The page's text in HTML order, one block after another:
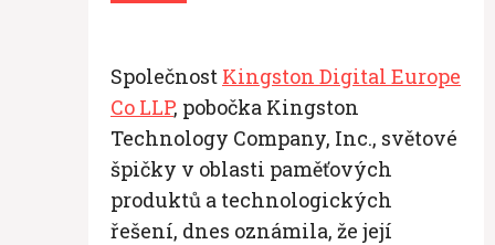
Společnost Kingston Digital Europe
Co LLP, pobočka Kingston
Technology Company, Inc., světové
špičky v oblasti paměťových
produktů a technologických
řešení, dnes oznámila, že její